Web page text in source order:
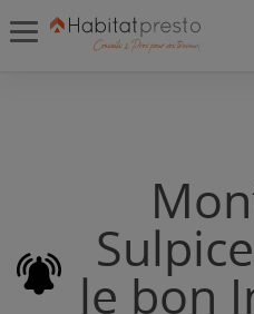
le bon